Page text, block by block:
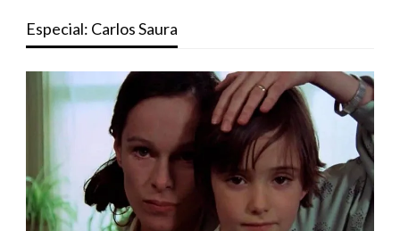
Especial: Carlos Saura